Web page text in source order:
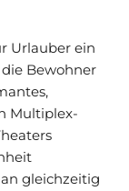
Urlauber ein
Bewohner
Multiplex-
gleichzeitig